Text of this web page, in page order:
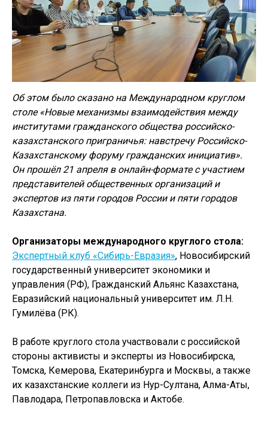
Об этом было сказано на Международном круглом
столе «Новые механизмы взаимодействия между
институтами гражданского общества российско-
казахстанского приграничья: навстречу Российско-
Казахстанскому форуму гражданских инициатив».
Он прошёл 21 апреля в онлайн-формате с участием
представителей общественных организаций и
экспертов из пяти городов России и пяти городов
Казахстана.
Организаторы международного круглого стола:
Экспертный клуб «Сибирь-Евразия», Новосибирский
государственный университет экономики и
управления (РФ), Гражданский Альянс Казахстана,
Евразийский национальный университет им. Л.Н.
Гумилёва (РК).
В работе круглого стола участвовали с российской
стороны активисты и эксперты из Новосибирска,
Томска, Кемерова, Екатеринбурга и Москвы, а также
их казахстанские коллеги из Нур-Султана, Алма-Аты,
Павлодара, Петропавловска и Актобе.